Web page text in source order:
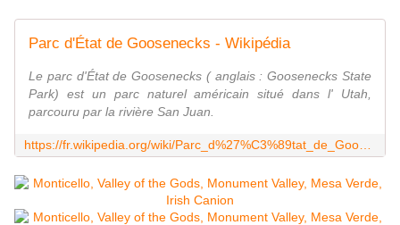
Parc d'État de Goosenecks - Wikipédia
Le parc d'État de Goosenecks ( anglais : Goosenecks State
Park) est un parc naturel américain situé dans l' Utah,
parcouru par la rivière San Juan.